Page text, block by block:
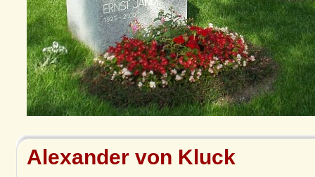
Alexander von Kluck